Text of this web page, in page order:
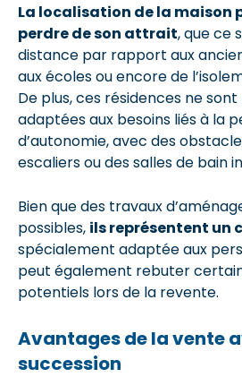
La localisation de la maison
perdre de son attrait, que ce
distance par rapport aux
aux écoles ou encore de
De plus, ces résidences ne
adaptées aux besoins liés à la
d’autonomie, avec des
escaliers ou des salles de bain
Bien que des travaux
possibles, ils représentent un
spécialement adaptée aux
peut également rebuter
potentiels lors de la revente.
Avantages de la vente
succession